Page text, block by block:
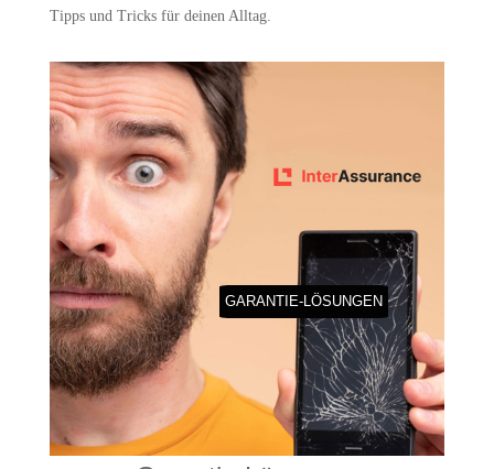
Tipps und Tricks für dei­nen Alltag.
GARAN­TIE-LÖSUN­GEN